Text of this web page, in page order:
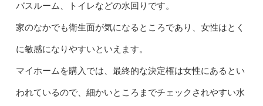
バスルーム、トイレなどの水回りです。
家のなかでも衛生面が気になるところであり、女性はとく
に敏感になりやすいといえます。
マイホームを購入では、最終的な決定権は女性にあるとい
われているので、細かいところまでチェックされやすい水